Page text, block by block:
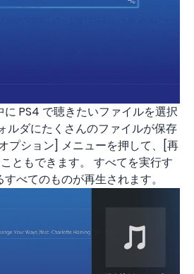
に PS4 で聴きたいファイルを選択
ルダにたくさんのファイルが保存
プション] メニューを押して、[再
ともできます。 すべてを実行す
べてのものが再生されます。